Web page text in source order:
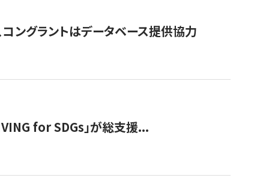
ングラントはデータベース提供協力
for SDGs」が総支援...